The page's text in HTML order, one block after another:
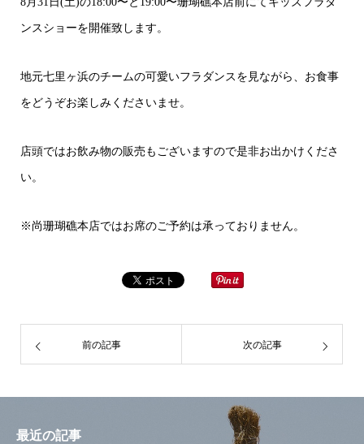
ンスショーを開催致します。
地元七里ヶ浜のチームの可愛いフラダンスを見ながら、お食事
をどうぞお楽しみくださいませ。
店頭ではお飲み物の販売もございますので是非お出かけくださ
い。
※尚珊瑚礁本店ではお席のご予約は承っておりません。
前の記事 次の記事
最近の記事